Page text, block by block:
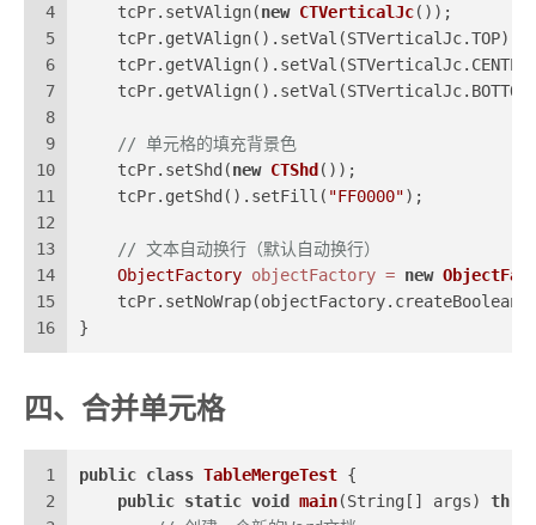
4
5
6
7
8
9
10
11
12
13
14
15
16
    tcPr.setVAlign(
new CTVerticalJc());
    tcPr.getVAlign().setVal(STVerticalJc.TOP);
// 单元格的填充背景色
    tcPr.setShd(
new CTShd ());
    tcPr.getShd().setFill(
"FF0000");
// 文本自动换行（默认自动换行）
ObjectFactory objectFactory = new
}
四、合并单元格
1
2
public class TableMergeTest {
public static void main(String[] args)